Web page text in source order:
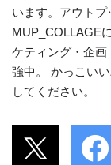
います。アウトプ
MUP_COLLAGE
ケティング・企
強中。 かっこい
してください。